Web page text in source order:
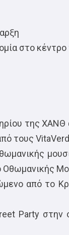
στο
της ΧΑΝΘ
τους
Οθωμανικής
από το
Party στην